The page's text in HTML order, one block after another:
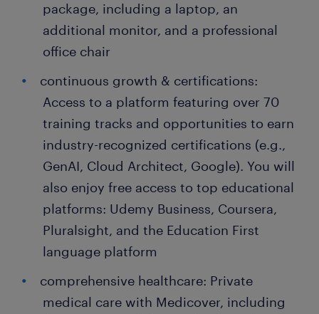
package, including a laptop, an
additional monitor, and a professional
office chair
continuous growth & certifications:
Access to a platform featuring over 70
training tracks and opportunities to earn
industry-recognized certifications (e.g.,
GenAI, Cloud Architect, Google). You will
also enjoy free access to top educational
platforms: Udemy Business, Coursera,
Pluralsight, and the Education First
language platform
comprehensive healthcare: Private
medical care with Medicover, including